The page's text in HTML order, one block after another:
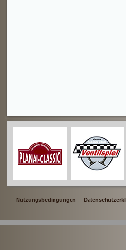
Nutzungsbedingungen